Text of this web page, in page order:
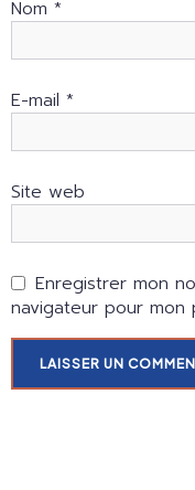
Nom *
E-mail *
Site web
Enregistrer mon
navigateur pour mon